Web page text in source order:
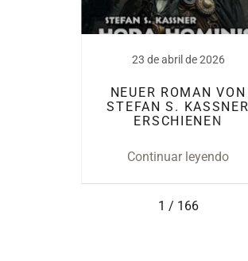
23 de abril de 2026
NEUER ROMAN VON
STEFAN S. KASSNER
ERSCHIENEN
Continuar leyendo
1 / 166